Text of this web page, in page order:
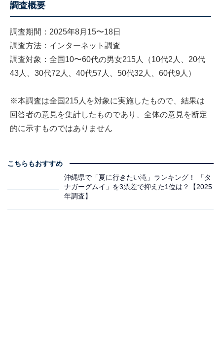
調査概要
調査期間：2025年8月15〜18日
調査方法：インターネット調査
調査対象：全国10〜60代の男女215人（10代2人、20代
43人、30代72人、40代57人、50代32人、60代9人）
※本調査は全国215人を対象に実施したもので、結果は
回答者の意見を集計したものであり、全体の意見を断定
的に示すものではありません
こちらもおすすめ
沖縄県で「夏に行きたい滝」ランキング！ 「タ
ナガーグムイ」を3票差で抑えた1位は？【2025
年調査】